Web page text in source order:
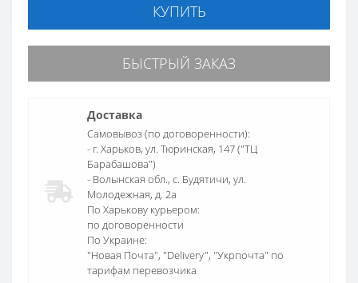
КУПИТЬ
БЫСТРЫЙ ЗАКАЗ
Доставка
Самовывоз (по договоренности):
- г. Харьков, ул. Тюринская, 147 ("ТЦ
Барабашова")
- Волынская обл., c. Будятичи, ул.
Молодежная, д. 2а
По Харькову курьером:
по договоренности
По Украине:
"Новая Почта", "Delivery", "Укрпочта" по
тарифам перевозчика